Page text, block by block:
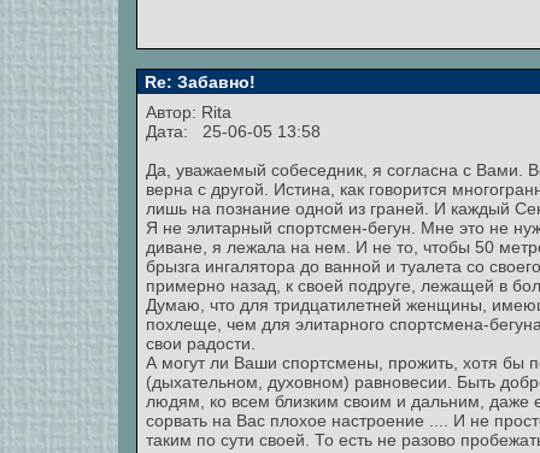
Re: Забавно!
Автор: Rita
Дата: 25-06-05 13:58
Да, уважаемый собеседник, я согласна с Вами.
верна с другой. Истина, как говорится
лишь на познание одной из граней. И каждый
Я не элитарный спортсмен-бегун. Мне это не
диване, я лежала на нем. И не то, чтобы 50
брызга ингалятора до ванной и туалета со
примерно назад, к своей подруге, лежащей в
Думаю, что для тридцатилетней женщины,
похлеще, чем для элитарного спортсмена-
свои радости.
А могут ли Ваши спортсмены, прожить, хотя бы
(дыхательном, духовном) равновесии. Быть
людям, ко всем близким своим и дальним, даже
сорвать на Вас плохое настроение .... И не
таким по сути своей. То есть не разово